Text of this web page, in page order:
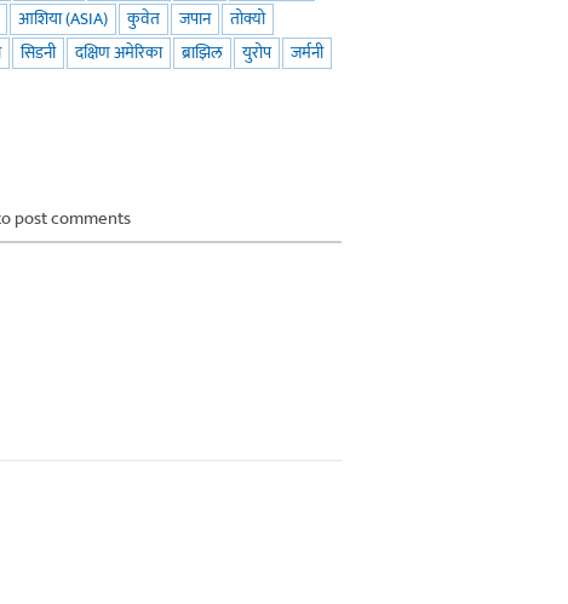
आशिया (ASIA) कुवेत जपान
तोक्यो
सिडनी दक्षिण अमेरिका ब्राझिल युरोप
जर्मनी
post comments